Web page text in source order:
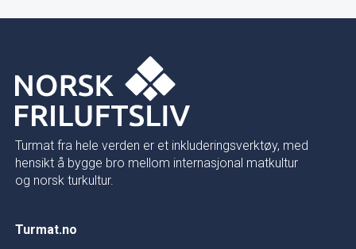
Turmat fra hele verden er et inkluderingsverktøy, med
hensikt å bygge bro mellom internasjonal matkultur
og norsk turkultur.
Turmat.no